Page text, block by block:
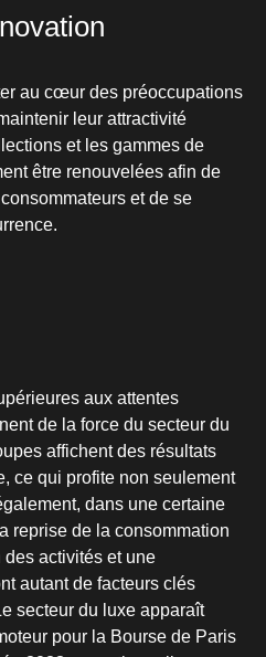
au cœur des préoccupations
leur attractivité
et les gammes de
être renouvelées afin de
et de se
aux attentes
de la force du secteur du
affichent des résultats
ce qui profite non seulement
dans une certaine
reprise de la consommation
activités et une
autant de facteurs clés
secteur du luxe apparaît
pour la Bourse de Paris